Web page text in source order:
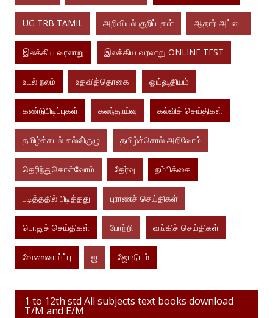
UG TRB TAMIL அறிவியல் குறிப்புகள் ஆதார் அட்டை
இலக்கிய வரலாறு இலக்கிய வரலாறு ONLINE TEST
உடல் நலம் உதவித்தொகை ஓய்வூதியம்
கண்டுபிடிப்புகள் கலந்தாய்வு கல்விச் செய்திகள்
தமிழ்க்கடல் கல்வி்குழு தமிழ்ச்சொல் அறிவோம்
தெரிந்துகொள்வோம் தேர்வு நம்பிக்கை
படித்ததில் பிடித்தது புராணச் செய்திகள்
பொதுச் செய்திகள் போற்றி வங்கிச் செய்திகள்
வேலைவாய்ப்பு ஜ ஜோதிடம்
1 to 12th std All subjects text books download
T/M and E/M